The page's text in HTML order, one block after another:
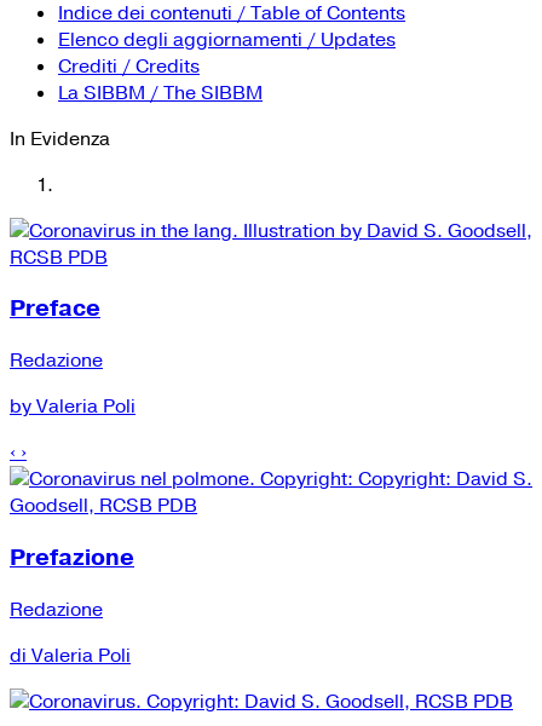
Tutti i siti Zanichelli per la scuola
Collezioni Università
Facebook
Twitter
Instagram
Instagram scuola
Mail
Indice dei contenuti / Table of Contents
Elenco degli aggiornamenti / Updates
Crediti / Credits
La SIBBM / The SIBBM
In Evidenza
Preface
Redazione
by Valeria Poli
‹ ›
Prefazione
Redazione
di Valeria Poli